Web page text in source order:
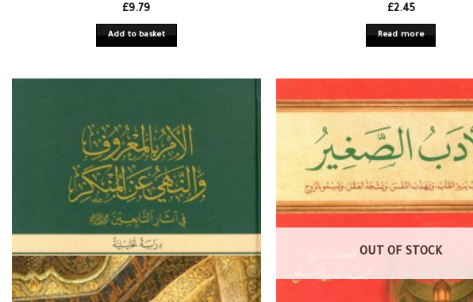
£9.79
Add to basket
£2.45
Read more
OUT OF STOCK